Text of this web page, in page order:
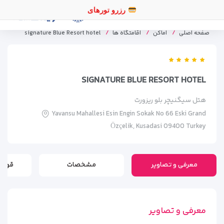
رزرو
صفحه اصلی اماکن اقامتگاه ها signature Blue Resort hotel
SIGNATURE BLUE RESORT HOTEL
هتل سیگنیچر بلو ریزورت
Yavansu Mahallesi Esin Engin Sokak No 66 Eski Grand
Özçelik, Kusadasi 09400 Turkey
معرفی و تصاویر مشخصات
معرفی و تصاویر